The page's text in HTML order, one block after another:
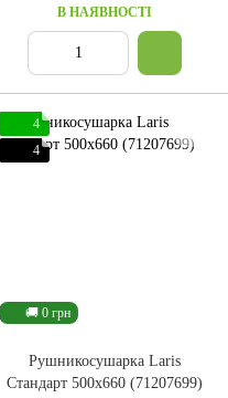
В НАЯВНОСТІ
🚚 0 грн
4
4
Рушникосушарка Laris
Стандарт 500x660 (71207699)